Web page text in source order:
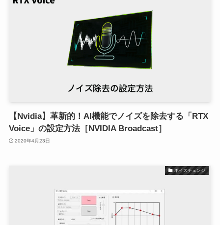
【Nvidia】革新的！AI機能でノイズを除去する「RTX
Voice」の設定方法［NVIDIA Broadcast］
2020年4月23日
ボイスチェンジ